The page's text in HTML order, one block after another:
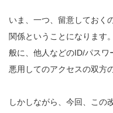
いま、一つ、留意しておく
関係ということになります
般に、他人などのID/パス
悪用してのアクセスの双方
しかしながら、今回、この